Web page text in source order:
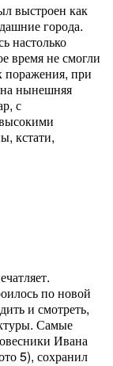
выстроен как
города.
настолько
время не смогли
поражения, при
нынешняя
с
кстати,
по новой
и смотреть,
Самые
Ивана
5), сохранил